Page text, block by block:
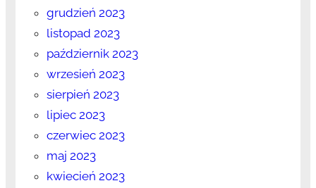
grudzień 2023
listopad 2023
październik 2023
wrzesień 2023
sierpień 2023
lipiec 2023
czerwiec 2023
maj 2023
kwiecień 2023